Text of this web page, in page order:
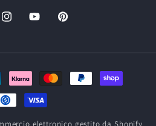
InstagramYouTubePinterest
elettronico gestito da Shopify